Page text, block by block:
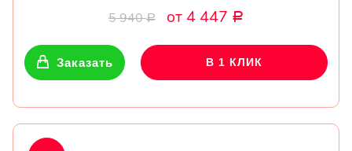
5 940Р от 4 447 Р
Заказать В 1 КЛИК